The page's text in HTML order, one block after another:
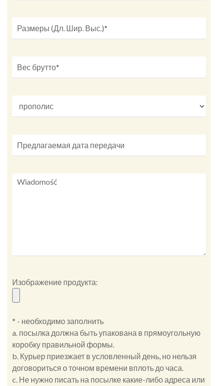
Изображение продукта:
* - необходимо заполнить
a. посылка должна быть упакована в прямоугольную
коробку правильной формы.
b. Курьер приезжает в условленный день, но нельзя
договориться о точном времени вплоть до часа.
c. Не нужно писать на посылке какие-либо адреса или